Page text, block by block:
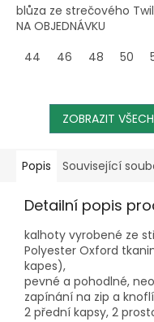
blůza ze strečového
NA OBJEDNÁVKU
44
46 48 50
ZOBRAZIT
Popis Související
Detailní popis
kalhoty vyrobené ze
Polyester Oxford
kapes),
pevné a pohodlné,
zapínání na zip a
2 přední kapsy, 2